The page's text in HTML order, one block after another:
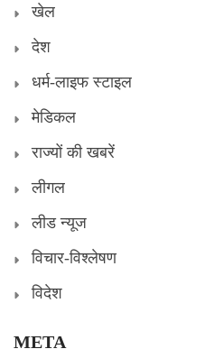
खेल
देश
धर्म-लाइफ स्टाइल
मेडिकल
राज्यों की खबरें
लीगल
लीड न्यूज
विचार-विश्लेषण
विदेश
META